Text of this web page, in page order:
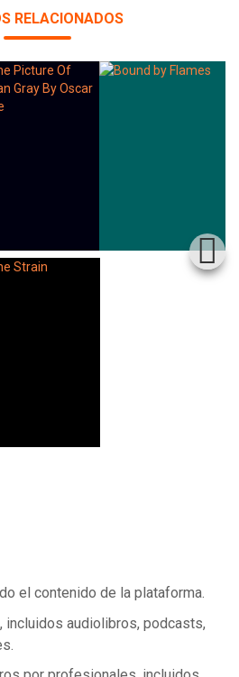
RELACIONADOS
el contenido de la plataforma.
incluidos audiolibros, podcasts,